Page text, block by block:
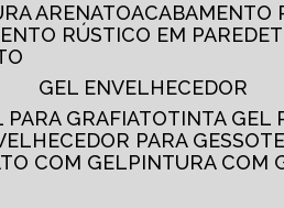
ARENATO ACABAMENTO
RÚSTICO EM PAREDE
GEL ENVELHECEDOR
PARA GRAFIATO TINTA
PARA GESSO
COM GEL
PINTURA COM